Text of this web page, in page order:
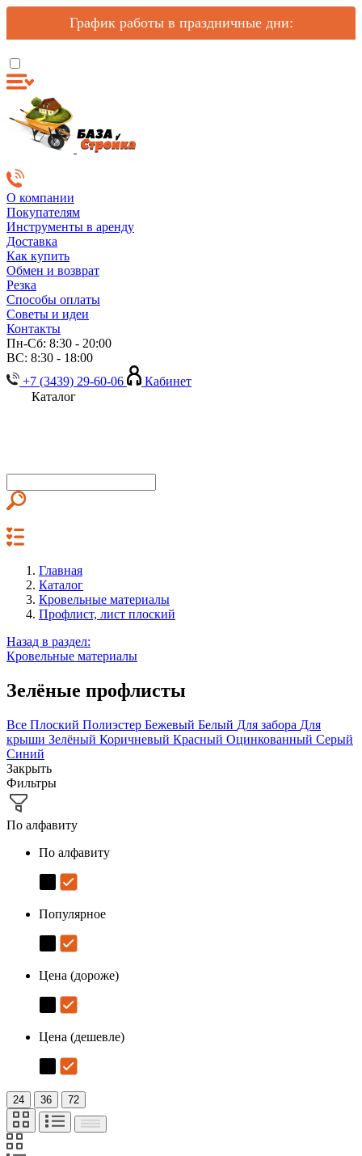
График работы в праздничные дни:
О компании
Покупателям
Инструменты в аренду
Доставка
Как купить
Обмен и возврат
Резка
Способы оплаты
Советы и идеи
Контакты
Пн-Сб: 8:30 - 20:00
ВС: 8:30 - 18:00
+7 (3439) 29-60-06
Кабинет
Каталог
Главная
Каталог
Кровельные материалы
Профлист, лист плоский
Назад в раздел:
Кровельные материалы
Зелёные профлисты
Все Плоский Полиэстер Бежевый Белый Для забора Для
крыши Зелёный Коричневый Красный Оцинкованный Серый
Синий
Закрыть
Фильтры
По алфавиту
По алфавиту
Популярное
Цена (дороже)
Цена (дешевле)
24 36 72